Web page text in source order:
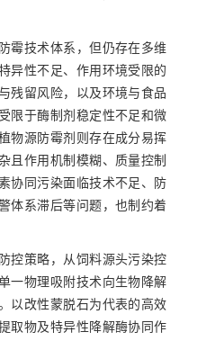
霉技术体系，但仍存在多维
异性不足、作用环境受限的
残留风险，以及环境与食品
限于酶制剂稳定性不足和微
物源防霉剂则存在成分易挥
且作用机制模糊、质量控制
协同污染面临技术不足、防
体系滞后等问题，也制约着
控策略，从饲料源头污染控
一物理吸附技术向生物降解
以改性蒙脱石为代表的高效
取物及特异性降解酶协同作